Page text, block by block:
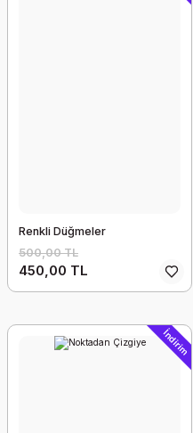
Renkli Düğmeler
500,00 TL
450,00 TL
İndirim